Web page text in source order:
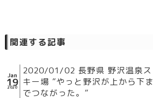
関連する記事
Jan
19
2020
2020/01/02 長野県 野沢温泉ス
キー場 ”やっと野沢が上から下ま
でつながった。”